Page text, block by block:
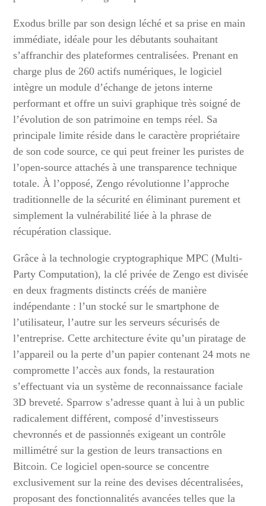
Exodus brille par son design léché et sa prise en main
immédiate, idéale pour les débutants souhaitant
s’affranchir des plateformes centralisées. Prenant en
charge plus de 260 actifs numériques, le logiciel
intègre un module d’échange de jetons interne
performant et offre un suivi graphique très soigné de
l’évolution de son patrimoine en temps réel. Sa
principale limite réside dans le caractère propriétaire
de son code source, ce qui peut freiner les puristes de
l’open-source attachés à une transparence technique
totale. À l’opposé, Zengo révolutionne l’approche
traditionnelle de la sécurité en éliminant purement et
simplement la vulnérabilité liée à la phrase de
récupération classique.
Grâce à la technologie cryptographique MPC (Multi-
Party Computation), la clé privée de Zengo est divisée
en deux fragments distincts créés de manière
indépendante : l’un stocké sur le smartphone de
l’utilisateur, l’autre sur les serveurs sécurisés de
l’entreprise. Cette architecture évite qu’un piratage de
l’appareil ou la perte d’un papier contenant 24 mots ne
compromette l’accès aux fonds, la restauration
s’effectuant via un système de reconnaissance faciale
3D breveté. Sparrow s’adresse quant à lui à un public
radicalement différent, composé d’investisseurs
chevronnés et de passionnés exigeant un contrôle
millimétré sur la gestion de leurs transactions en
Bitcoin. Ce logiciel open-source se concentre
exclusivement sur la reine des devises décentralisées,
proposant des fonctionnalités avancées telles que la